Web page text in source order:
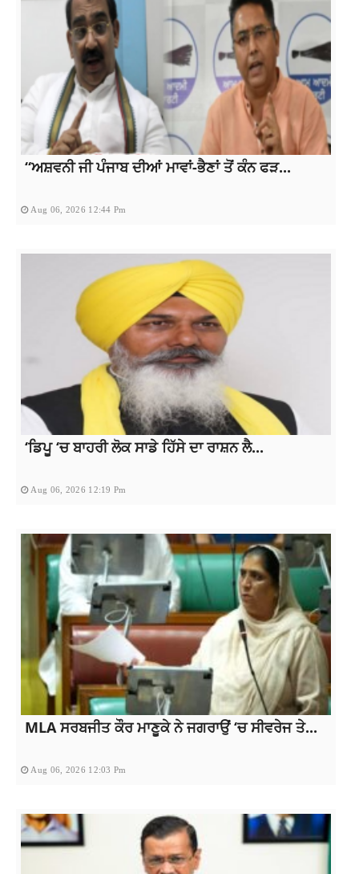
“ਅਸ਼ਵਨੀ ਜੀ ਪੰਜਾਬ ਦੀਆਂ ਮਾਵਾਂ-ਭੈਣਾਂ ਤੋਂ ਕੰਨ ਫੜ...
Aug 06, 2026 12:44 Pm
‘ਡਿਪੂ ‘ਚ ਬਾਹਰੀ ਲੋਕ ਸਾਡੇ ਹਿੱਸੇ ਦਾ ਰਾਸ਼ਨ ਲੈ...
Aug 06, 2026 12:19 Pm
MLA ਸਰਬਜੀਤ ਕੌਰ ਮਾਣੂਕੇ ਨੇ ਜਗਰਾਉਂ ‘ਚ ਸੀਵਰੇਜ ਤੇ...
Aug 06, 2026 12:03 Pm